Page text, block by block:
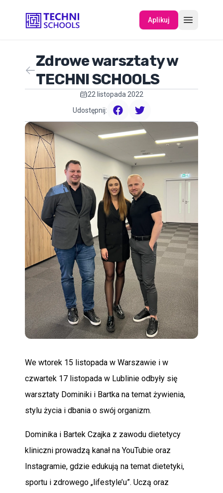
Aplikuj
O NAS
WYDARZENIA
POMOC
Zdrowe warsztaty w
TECHNI SCHOOLS
22 listopada 2022
Udostępnij:
facebooktwitter
We wtorek 15 listopada w Warszawie i w
czwartek 17 listopada w Lublinie odbyły się
warsztaty Dominiki i Bartka na temat żywienia,
stylu życia i dbania o swój organizm.
Dominika i Bartek Czajka z zawodu dietetycy
kliniczni prowadzą kanał na YouTubie oraz
Instagramie, gdzie edukują na temat dietetyki,
sportu i zdrowego „lifestyle’u”. Uczą oraz